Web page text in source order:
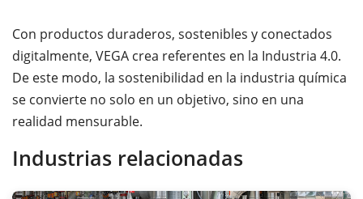
Con productos duraderos, sostenibles y conectados
digitalmente, VEGA crea referentes en la Industria 4.0.
De este modo, la sostenibilidad en la industria química
se convierte no solo en un objetivo, sino en una
realidad mensurable.
Industrias relacionadas